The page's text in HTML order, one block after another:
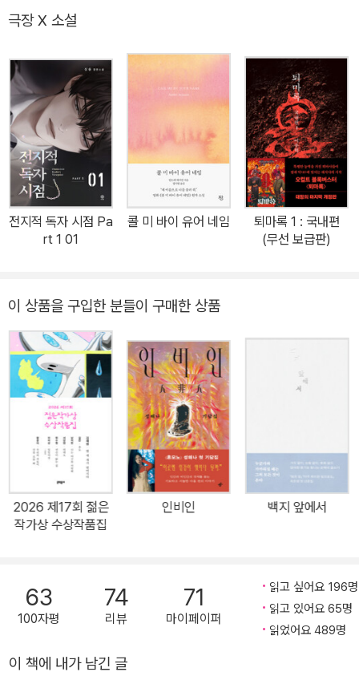
품인 『레가토』와 『토우의 집』을 쓰고 난 후 현실 속 다양한 인물들의
이야기에 관심을 갖고 단편 작업에 매진하며 빛나는 작품 목록을 쌓
아올린 작가는 2016년 소설집 『안녕 주정뱅이』로 동인문학상을, 20
18년 단편소설 「모르는 영역」으로 “특유의 예민한 촉수와 리듬, 문체
의 미묘한 힘이 압권”이라는 평을 받으며 심사위원 만장일치로 이효
석문학상을, 2021년 단편소설 「기억의 왈츠」로 김유정문학상을, 20
23년 단편소설 「사슴벌레식 문답」으로 김승옥문학상을 수상하며 자
신의 작품세계가 누구와도 다른 독보적인 질감으로 이루어져 있음을
선명히 증명해냈다. 소설집 『처녀치마』 『분홍 리본의 시절』 『내 정원
의 붉은 열매』 『비자나무 숲』 『안녕 주정뱅이』 『아직 멀었다는 말』
15년 겨울까지 바지런히 발표한 일곱편의 단편소설을 묶었다. 한국
문학의 특출한 성취로 굳건히 자리매김한 권여선의 이번 소설집은 이
해되지 않는, 그러면서도 쉽사리 잊히지 않는 지난 삶의 불가해한 장
면을 잡아채는 선명하고도 서늘한 문장으로 삶의 비의를 그려낸다.
인생이 던지는 지독한 농담이 인간을 벼랑 끝까지 밀어뜨릴 때, 인간
은 어떠한 방식으로 그 불행을 견뎌낼 수 있을까. 미세한 균열로도 생
은 완전히 부서질 수 있다는 것을 보여주는 데 탁월한 감각을 발휘해
온 권여선은 그럼에도 그 비극을 견뎌내는 자들의 숭고함을 가슴 먹
먹하게 그려낸다. 인생이 농담을 하면 인간은 병들거나 술을 마신다…
지독한 생에 거꾸러진 주정뱅이에게 건네는 쓸쓸한 인사 “산다는 게
시작해 서른셋에 일으킨 사업으로 제법 돈을 벌지만 곧 부도를 맞아
된 수환, 교사생활을 하다 결혼하지만 곧 이혼하고 아들을 빼앗긴 뒤
부터 술을 마시기 시작한 영경. 술 때문에 생활이 마비돼 직장도 그만
둘 수밖에 없었던 영경 앞에 수환이 나타났을 때, 영경은 그 순간을 이
렇게 회상한다. 그가 조용히 등을 내밀어 그녀를 업었을 때 그녀는 취
한 와중에도 자신에게 돌아올 행운의 몫이 아직 남아 있었다는 사실
에 놀라고 의아해했다.(28면) 더한 불행이 있을까 싶은 그들에게 치
명적인 병까지 찾아오고, 오로지 서로에게 서로만 남은 상태로 그들
은 죽음 앞에 예정된 이별과 가차없는 삶을 사랑의 형식으로 견뎌낸
다. 인생에 결코 지지 않은 인물은 「이모」에도 등장한다. 안산 외곽의
을 완전히 떠나기 전 5년간 악착같이 모은 1억 5천만원에서 1억은 아
파트 보증금으로, 남은 5천만원으로는 그 돈이 떨어질 때까지 아무
일도 하지 않고 살겠다 결심한 ‘이모’가 췌장암으로 죽기 전까지 살아
간 2년의 삶은 이런 것이다. 간단히 아침을 만들어 먹고 씻고 열시쯤
극장 X 소설
전지적 독자 시점 Pa
rt 1 01
콜 미 바이 유어 네임
퇴마록 1 : 국내편
(무선 보급판)
이 상품을 구입한 분들이 구매한 상품
2026 제17회 젊은
작가상 수상작품집
인비인 백지 앞에서
63
100자평
74
리뷰
71
마이페이퍼
읽고 싶어요 196명
읽고 있어요 65명
읽었어요 489명
이 책에 내가 남긴 글